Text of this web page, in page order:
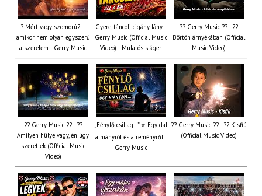
? Mért vagy szomorú? –
amikor nem olyan egyszerű
a szerelem | Gerry Music
Gyere, táncolj cigány lány -
Gerry Music (Official Music
Video) | Mulatós sláger
?? Gerry Music ?? - ??
Börtön árnyékában (Official
Music Video)
?? Gerry Music ?? - ??
Amilyen hülye vagy, én úgy
szeretlek (Official Music
Video)
„Fénylő csillag…” ⭐ Egy dal
a hiányról és a reményről |
Gerry Music
?? Gerry Music ?? - ?? Kisfiú
(Official Music Video)